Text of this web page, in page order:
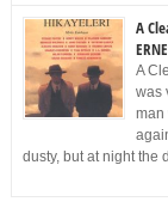
A
A
was
man
dusty, but at night the